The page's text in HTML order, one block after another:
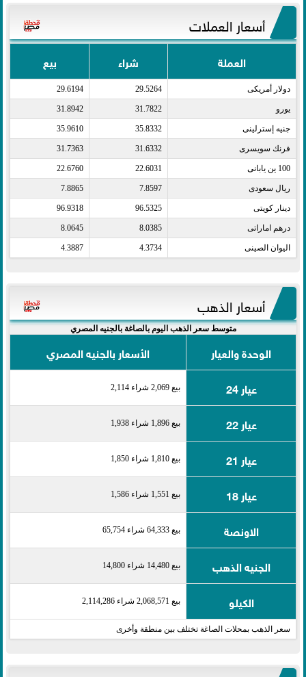
أسعار العملات
العملة شراء بيع
دولار أمريكى​ 29.5264
29.6194
يورو​ 31.7822
31.8942
جنيه إسترلينى​ 35.8332
35.9610
فرنك سويسرى​ 31.6332
31.7363
100 ين يابانى​ 22.6031
22.6760
ريال سعودى​ 7.8597
7.8865
دينار كويتى​ 96.5325
96.9318
درهم اماراتى​ 8.0385
8.0645
اليوان الصينى​ 4.3734
4.3887
أسعار الذهب
متوسط سعر الذهب اليوم بالصاغة بالجنيه المصري
الوحدة والعيار
الأسعار بالجنيه المصري
عيار 24
بيع 2,069 شراء 2,114
عيار 22 بيع 1,896 شراء 1,938
عيار 21 بيع 1,810 شراء 1,850
عيار 18 بيع 1,551 شراء 1,586
الاونصة بيع 64,333 شراء 65,754
الجنيه الذهب بيع 14,480 شراء 14,800
الكيلو بيع 2,068,571 شراء 2,114,286
سعر الذهب بمحلات الصاغة تختلف بين منطقة وأخرى